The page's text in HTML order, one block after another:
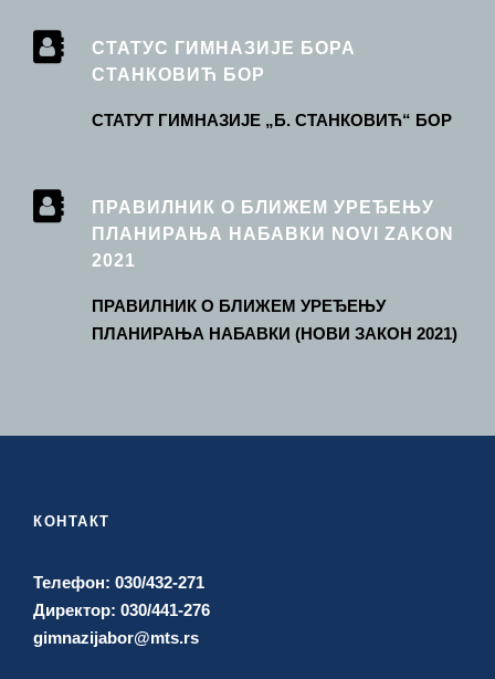
СТАТУС ГИМНАЗИЈЕ БОРА
СТАНКОВИЋ БОР
СТАТУТ ГИМНАЗИЈЕ „Б. СТАНКОВИЋ“ БОР
ПРАВИЛНИК О БЛИЖЕМ УРЕЂЕЊУ
ПЛАНИРАЊА НАБАВКИ NOVI ZAKON
2021
ПРАВИЛНИК О БЛИЖЕМ УРЕЂЕЊУ
ПЛАНИРАЊА НАБАВКИ (НОВИ ЗАКОН 2021)
КОНТАКТ
Телефон: 030/432-271
Директор: 030/441-276
gimnazijabor@mts.rs